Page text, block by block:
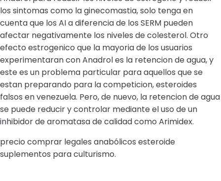
los sintomas como la ginecomastia, solo tenga en
cuenta que los AI a diferencia de los SERM pueden
afectar negativamente los niveles de colesterol. Otro
efecto estrogenico que la mayoria de los usuarios
experimentaran con Anadrol es la retencion de agua, y
este es un problema particular para aquellos que se
estan preparando para la competicion, esteroides
falsos en venezuela. Pero, de nuevo, la retencion de agua
se puede reducir y controlar mediante el uso de un
inhibidor de aromatasa de calidad como Arimidex.
precio comprar legales anabólicos esteroide
suplementos para culturismo.